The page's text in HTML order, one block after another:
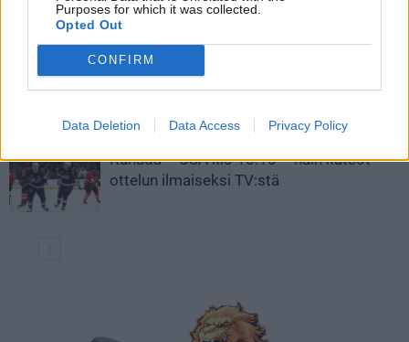
Purposes for which it was collected.
Opted Out
CONFIRM
Data Deletion Data Access Privacy Policy
Aleksander Barkov tekee paluun
kaukaloon
Venäläisveskari sekosi Suomen 2.
divisioonassa – sai samasta tilanteesta
50 jäähyminuuttia
Kanada – USA klo 15:10 – näin katsot
ottelun ilmaiseksi TV:stä